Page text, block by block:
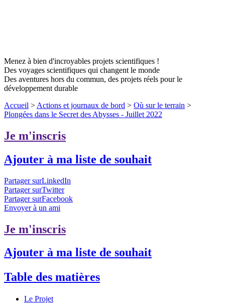
Menez à bien d'incroyables projets scientifiques !
Des voyages scientifiques qui changent le monde
Des aventures hors du commun, des projets réels pour le
développement durable
Accueil > Actions et journaux de bord > Où sur le terrain >
Plongées dans le Secret des Abysses - Juillet 2022
Je m'inscris
Ajouter à ma liste de souhait
Partager surLinkedIn
Partager surTwitter
Partager surFacebook
Envoyer à un ami
Je m'inscris
Ajouter à ma liste de souhait
Table des matières
Le Projet